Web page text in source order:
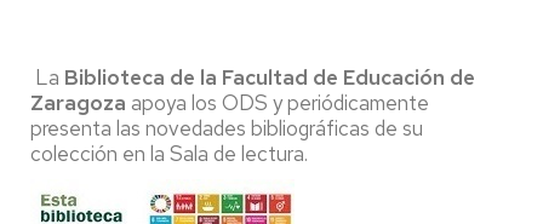
La Biblioteca de la Facultad de Educación de
Zaragoza apoya los ODS y periódicamente
presenta las novedades bibliográficas de su
colección en la Sala de lectura.